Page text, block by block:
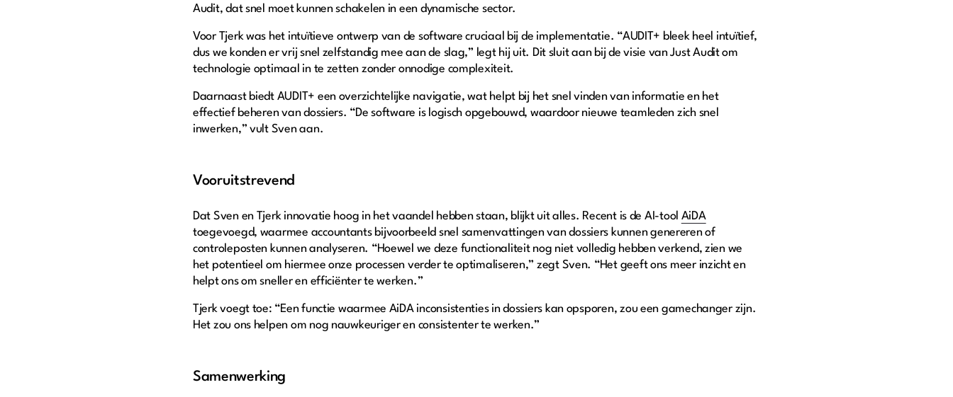
Audit, dat snel moet kunnen schakelen in een dynamische sector.
Voor Tjerk was het intuïtieve ontwerp van de software cruciaal bij de implementatie. “AUDIT+ bleek heel intuïtief,
dus we konden er vrij snel zelfstandig mee aan de slag,” legt hij uit. Dit sluit aan bij de visie van Just Audit om
technologie optimaal in te zetten zonder onnodige complexiteit.
Daarnaast biedt AUDIT+ een overzichtelijke navigatie, wat helpt bij het snel vinden van informatie en het
effectief beheren van dossiers. “De software is logisch opgebouwd, waardoor nieuwe teamleden zich snel
inwerken,” vult Sven aan.
Vooruitstrevend
Dat Sven en Tjerk innovatie hoog in het vaandel hebben staan, blijkt uit alles. Recent is de AI-tool AiDA
toegevoegd, waarmee accountants bijvoorbeeld snel samenvattingen van dossiers kunnen genereren of
controleposten kunnen analyseren. “Hoewel we deze functionaliteit nog niet volledig hebben verkend, zien we
het potentieel om hiermee onze processen verder te optimaliseren,” zegt Sven. “Het geeft ons meer inzicht en
helpt ons om sneller en efficiënter te werken.”
Tjerk voegt toe: “Een functie waarmee AiDA inconsistenties in dossiers kan opsporen, zou een gamechanger zijn.
Het zou ons helpen om nog nauwkeuriger en consistenter te werken.”
Samenwerking